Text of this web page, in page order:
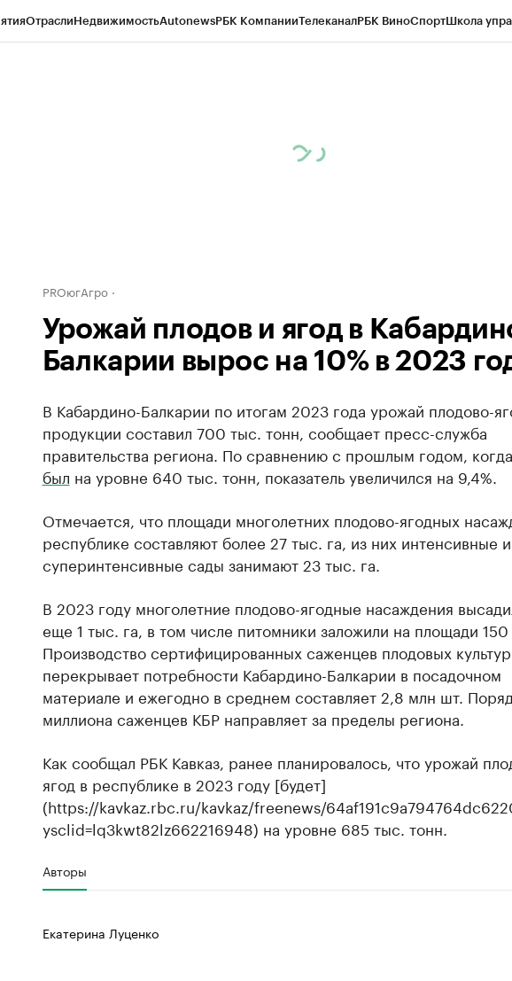
ОтраслиНедвижимостьAutonewsРБК КомпанииТелеканалРБК ВиноСпортШкола
PROюгАгро
Урожай плодов и ягод в
Балкарии вырос на 10% в 2023
В Кабардино-Балкарии по итогам 2023 года урожай плодово-
продукции составил 700 тыс. тонн, сообщает пресс-служба
правительства региона. По сравнению с прошлым годом,
был на уровне 640 тыс. тонн, показатель увеличился на 9,4%.
Отмечается, что площади многолетних плодово-ягодных
республике составляют более 27 тыс. га, из них интенсивные и
суперинтенсивные сады занимают 23 тыс. га.
В 2023 году многолетние плодово-ягодные насаждения
еще 1 тыс. га, в том числе питомники заложили на площади 150
Производство сертифицированных саженцев плодовых культур
перекрывает потребности Кабардино-Балкарии в посадочном
материале и ежегодно в среднем составляет 2,8 млн шт.
миллиона саженцев КБР направляет за пределы региона.
Как сообщал РБК Кавказ, ранее планировалось, что урожай
ягод в республике в 2023 году [будет]
(https://kavkaz.rbc.ru/kavkaz/freenews/
ysclid=lq3kwt82lz662216948) на уровне 685 тыс. тонн.
Авторы
Екатерина Луценко